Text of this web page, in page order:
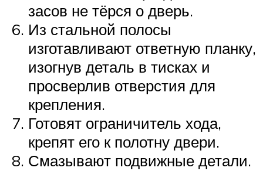
засов не тёрся о дверь.
Из стальной полосы
изготавливают ответную планку,
изогнув деталь в тисках и
просверлив отверстия для
крепления.
Готовят ограничитель хода,
крепят его к полотну двери.
Смазывают подвижные детали.